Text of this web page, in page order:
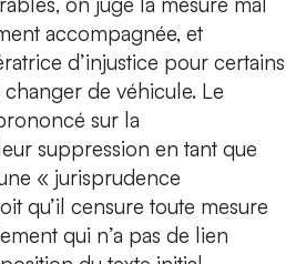
accompagnée, et
d’injustice pour certains
de véhicule. Le
sur la
suppression en tant que
« jurisprudence
qu’il censure toute mesure
qui n’a pas de lien